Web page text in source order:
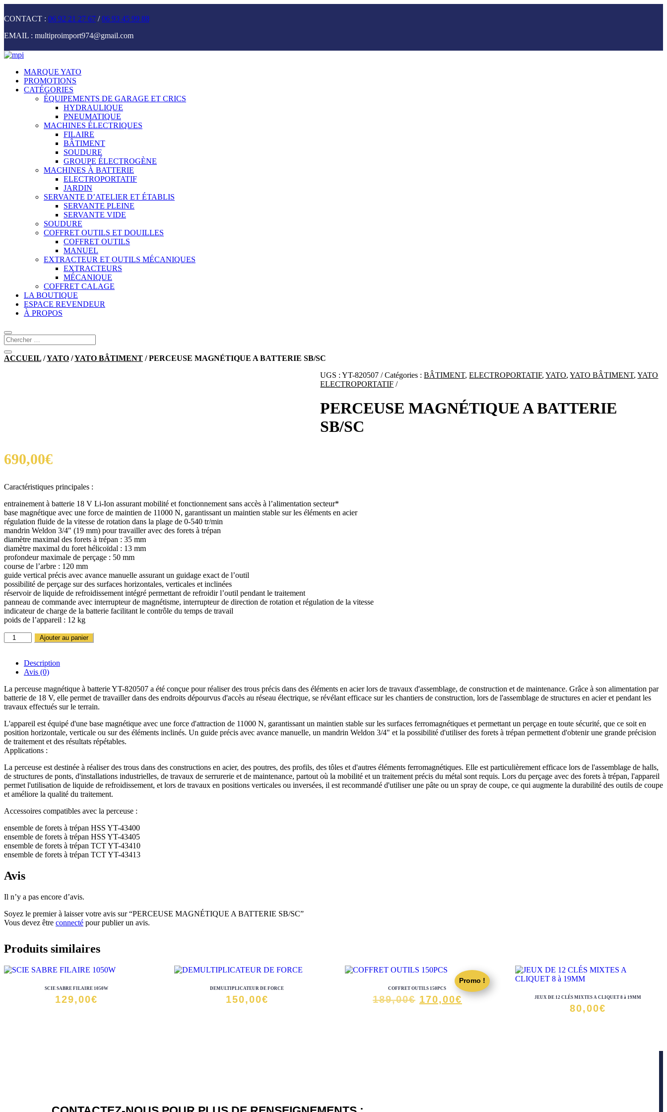
CONTACT : 06 92 21 27 67 /06 93 45 99 88
EMAIL : multiproimport974@gmail.com
MARQUE YATO
PROMOTIONS
CATÉGORIES
ÉQUIPEMENTS DE GARAGE ET CRICS
HYDRAULIQUE
PNEUMATIQUE
MACHINES ÉLECTRIQUES
FILAIRE
BÂTIMENT
SOUDURE
GROUPE ÉLECTROGÈNE
MACHINES À BATTERIE
ELECTROPORTATIF
JARDIN
SERVANTE D’ATELIER ET ÉTABLIS
SERVANTE PLEINE
SERVANTE VIDE
SOUDURE
COFFRET OUTILS ET DOUILLES
COFFRET OUTILS
MANUEL
EXTRACTEUR ET OUTILS MÉCANIQUES
EXTRACTEURS
MÉCANIQUE
COFFRET CALAGE
LA BOUTIQUE
ESPACE REVENDEUR
À PROPOS
ACCUEIL /YATO /YATO BÂTIMENT / PERCEUSE MAGNÉTIQUE A BATTERIE SB/SC
UGS :YT-820507 Catégories :BÂTIMENT,ELECTROPORTATIF,YATO,YATO BÂTIMENT,YATO
ELECTROPORTATIF
PERCEUSE MAGNÉTIQUE A BATTERIE
SB/SC
690,00€
Caractéristiques principales :
entrainement à batterie 18 V Li-Ion assurant mobilité et fonctionnement sans accès à l’alimentation secteur*
base magnétique avec une force de maintien de 11000 N, garantissant un maintien stable sur les éléments en acier
régulation fluide de la vitesse de rotation dans la plage de 0-540 tr/min
mandrin Weldon 3/4″ (19 mm) pour travailler avec des forets à trépan
diamètre maximal des forets à trépan : 35 mm
diamètre maximal du foret hélicoïdal : 13 mm
profondeur maximale de perçage : 50 mm
course de l’arbre : 120 mm
guide vertical précis avec avance manuelle assurant un guidage exact de l’outil
possibilité de perçage sur des surfaces horizontales, verticales et inclinées
réservoir de liquide de refroidissement intégré permettant de refroidir l’outil pendant le traitement
panneau de commande avec interrupteur de magnétisme, interrupteur de direction de rotation et régulation de la vitesse
indicateur de charge de la batterie facilitant le contrôle du temps de travail
poids de l’appareil : 12 kg
QUANTITÉ
DE
MAGNÉTIQUE
SB/SC
Ajouter au panier
Description
Avis (0)
La perceuse magnétique à batterie YT-820507 a été conçue pour réaliser des trous précis dans des éléments en acier lors de travaux d'assemblage, de construction et de maintenance. Grâce à son alimentation par
batterie de 18 V, elle permet de travailler dans des endroits dépourvus d'accès au réseau électrique, se révélant efficace sur les chantiers de construction, lors de l'assemblage de structures en acier et pendant les
travaux effectués sur le terrain.
L'appareil est équipé d'une base magnétique avec une force d'attraction de 11000 N, garantissant un maintien stable sur les surfaces ferromagnétiques et permettant un perçage en toute sécurité, que ce soit en
position horizontale, verticale ou sur des éléments inclinés. Un guide précis avec avance manuelle, un mandrin Weldon 3/4" et la possibilité d'utiliser des forets à trépan permettent d'obtenir une grande précision
de traitement et des résultats répétables.
Applications :
La perceuse est destinée à réaliser des trous dans des constructions en acier, des poutres, des profils, des tôles et d'autres éléments ferromagnétiques. Elle est particulièrement efficace lors de l'assemblage de halls,
de structures de ponts, d'installations industrielles, de travaux de serrurerie et de maintenance, partout où la mobilité et un traitement précis du métal sont requis. Lors du perçage avec des forets à trépan, l'appareil
permet l'utilisation de liquide de refroidissement, et lors de travaux en positions verticales ou inversées, il est recommandé d'utiliser une pâte ou un spray de coupe, ce qui augmente la durabilité des outils de coupe
et améliore la qualité du traitement.
Accessoires compatibles avec la perceuse :
ensemble de forets à trépan HSS YT-43400
ensemble de forets à trépan HSS YT-43405
ensemble de forets à trépan TCT YT-43410
ensemble de forets à trépan TCT YT-43413
Avis
Il n’y a pas encore d’avis.
Soyez le premier à laisser votre avis sur “PERCEUSE MAGNÉTIQUE A BATTERIE SB/SC”
Vous devez être connecté pour publier un avis.
Produits similaires
SCIE SABRE FILAIRE 1050W
129,00€
DEMULTIPLICATEUR DE FORCE
150,00€
Promo !
COFFRET OUTILS 150PCS
189,00€ Le
170,00€ Le
JEUX DE 12 CLÉS MIXTES A CLIQUET 8 à 19MM
80,00€